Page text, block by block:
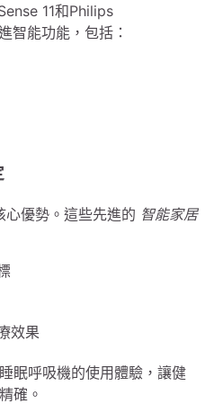
11和Philips
智能功能，包括：
優勢。這些先進的 智能家居
效果
眠呼吸機的使用體驗，讓健
確。